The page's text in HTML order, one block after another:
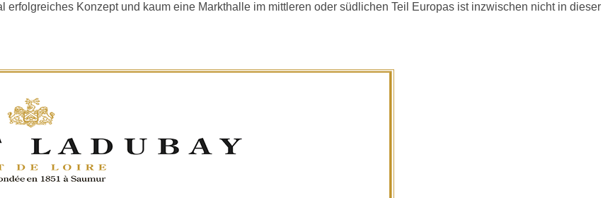
Konzept und kaum eine Markthalle im mittleren oder südlichen Teil Europas ist inzwischen nicht in dieser